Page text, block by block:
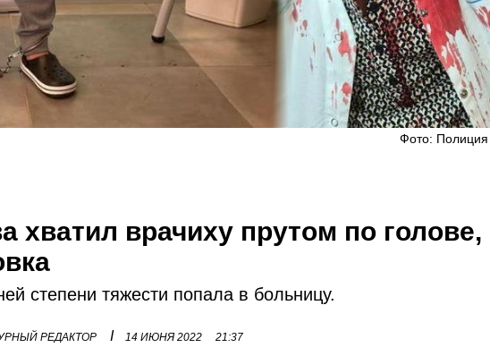
Фото: Полиция
хватил врачиху прутом по голове,
степени тяжести попала в больницу.
РЕДАКТОР I 14 ИЮНЯ 2022 21:37